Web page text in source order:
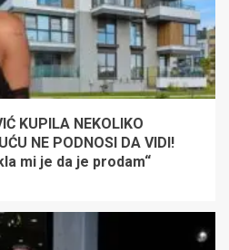
savez plaćao usluge za odrasle
sudijama! Oglasio se hitnim
saopštenjem
Radomir Koković produžio
ugovor sa Železničarom:
Verujem u put kojim idemo
SRBIJA SLOMILA BRAZIL ZA
KUPILA NEKOLIKO
NE PODNOSI DA VIDI!
mi je da je prodam“